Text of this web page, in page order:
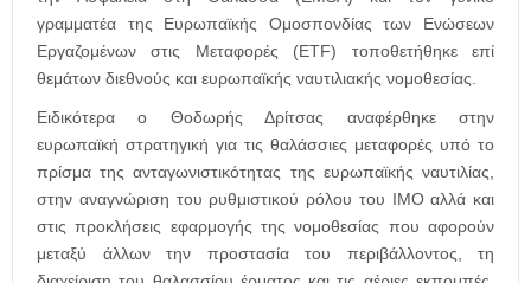
γραμματέα της Ευρωπαϊκής Ομοσπονδίας των Ενώσεων
Εργαζομένων στις Μεταφορές (ETF) τοποθετήθηκε επί
θεμάτων διεθνούς και ευρωπαϊκής ναυτιλιακής νομοθεσίας.
Ειδικότερα ο Θοδωρής Δρίτσας αναφέρθηκε στην
ευρωπαϊκή στρατηγική για τις θαλάσσιες μεταφορές υπό το
πρίσμα της ανταγωνιστικότητας της ευρωπαϊκής ναυτιλίας,
στην αναγνώριση του ρυθμιστικού ρόλου του ΙΜΟ αλλά και
στις προκλήσεις εφαρμογής της νομοθεσίας που αφορούν
μεταξύ άλλων την προστασία του περιβάλλοντος, τη